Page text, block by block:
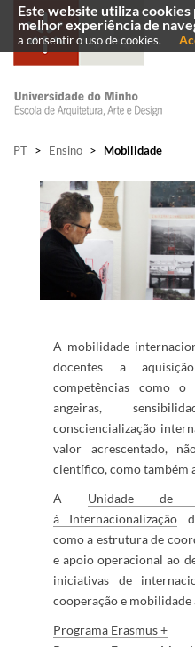
PT > Ensino > Mobilidade
A mobilidade
docentes a
competências como
angeiras,
consciencialização
valor acrescentado,
científico, como também
A Unidade de
à Internacionalização
como a estrutura de
e apoio operacional ao
iniciativas de
cooperação e mobilidade
Programa Erasmus +​
Este website utiliza
melhor experiência de
a consentir o uso de cookies.